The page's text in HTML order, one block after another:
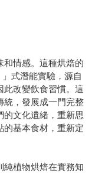
和情感。這種烘焙的
式潛能實驗，源自
此改變飲食習慣。這
統，發展成一門完整
的文化遺緒，重新思
的基本食材，重新定
純植物烘焙在實務知